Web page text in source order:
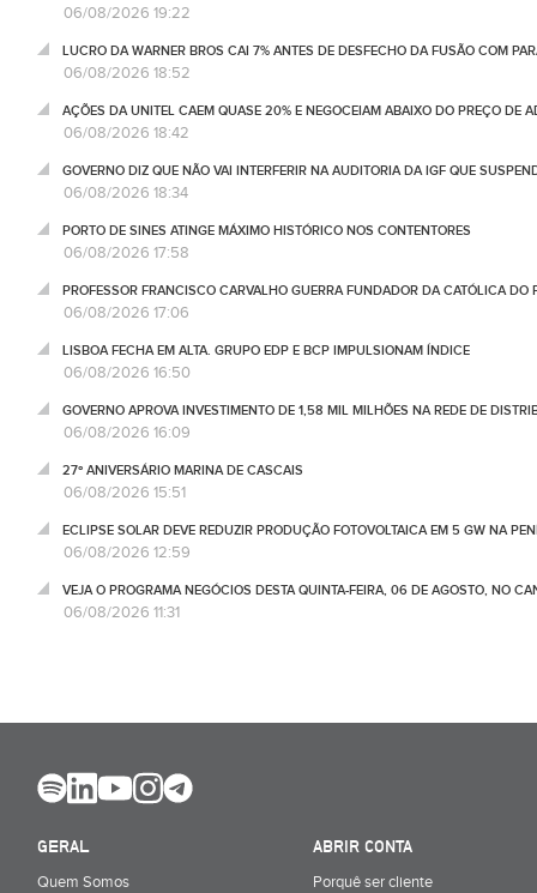
06/08/2026 19:22
LUCRO DA WARNER BROS CAI 7% ANTES DE DESFECHO DA FUSÃO COM
06/08/2026 18:52
AÇÕES DA UNITEL CAEM QUASE 20% E NEGOCEIAM ABAIXO DO PREÇO DE
06/08/2026 18:42
GOVERNO DIZ QUE NÃO VAI INTERFERIR NA AUDITORIA DA IGF QUE
06/08/2026 18:34
PORTO DE SINES ATINGE MÁXIMO HISTÓRICO NOS CONTENTORES
06/08/2026 17:58
PROFESSOR FRANCISCO CARVALHO GUERRA FUNDADOR DA CATÓLICA DO
06/08/2026 17:06
LISBOA FECHA EM ALTA. GRUPO EDP E BCP IMPULSIONAM ÍNDICE
06/08/2026 16:50
GOVERNO APROVA INVESTIMENTO DE 1,58 MIL MILHÕES NA REDE DE
06/08/2026 16:09
27º ANIVERSÁRIO MARINA DE CASCAIS
06/08/2026 15:51
ECLIPSE SOLAR DEVE REDUZIR PRODUÇÃO FOTOVOLTAICA EM 5 GW NA
06/08/2026 12:59
VEJA O PROGRAMA NEGÓCIOS DESTA QUINTA-FEIRA, 06 DE AGOSTO, NO
06/08/2026 11:31
GERAL
Quem Somos
ABRIR CONTA
Porquê ser cliente